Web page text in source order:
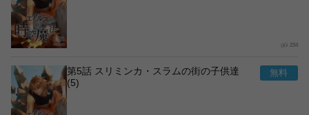
234
第5話 スリミンカ・スラムの街の子供達
(5)